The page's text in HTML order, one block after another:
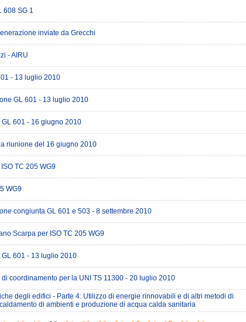
608 SG 1
inviate da Grecchi
- AIRU
- 13 luglio 2010
GL 601 - 13 luglio 2010
601 - 16 giugno 2010
riunione del 16 giugno 2010
TC 205 WG9
WG9
congiunta GL 601 e 503 - 8 settembre 2010
Scarpa per ISO TC 205 WG9
601 - 13 luglio 2010
coordinamento per la UNI TS 11300 - 20 luglio 2010
degli edifici - Parte 4: Utilizzo di energie rinnovabili e di altri metodi di
di ambienti e produzione di acqua calda sanitaria